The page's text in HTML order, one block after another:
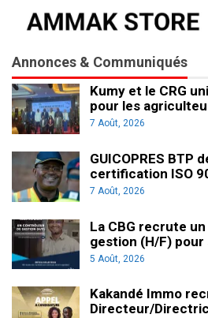
Annonces & Communiqués
Kumy et le CRG
pour les
7 Août, 2026
GUICOPRES BTP
certification ISO
7 Août, 2026
La CBG recrute
gestion (H/F)
5 Août, 2026
Kakandé Immo
Directeur/